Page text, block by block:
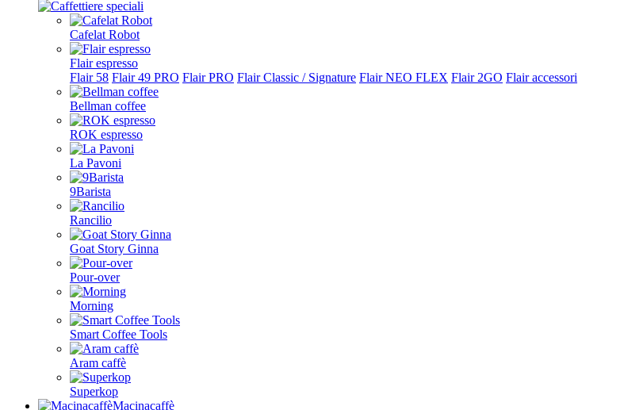
Cafelat Robot
Flair espresso
Flair 58 Flair 49 PRO Flair PRO Flair Classic / Signature Flair NEO FLEX Flair 2GO Flair accessori
Bellman coffee
ROK espresso
La Pavoni
9Barista
Rancilio
Goat Story Ginna
Pour-over
Morning
Smart Coffee Tools
Aram caffè
Superkop
Macinacaffè